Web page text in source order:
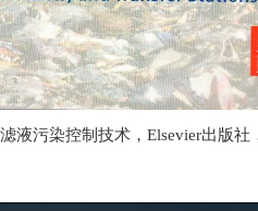
液污染控制技术，Elsevier出版